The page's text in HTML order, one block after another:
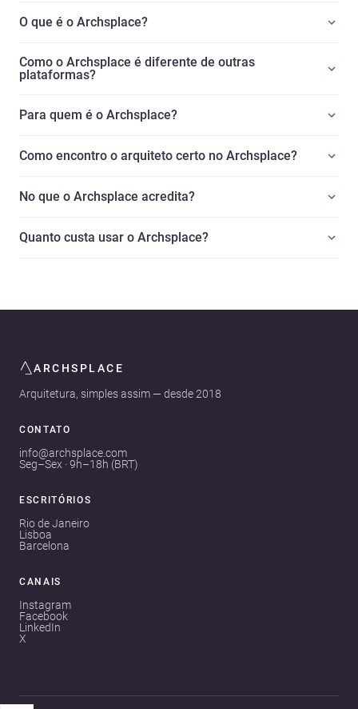
O que é o Archsplace?
Como o Archsplace é diferente de outras
plataformas?
Para quem é o Archsplace?
Como encontro o arquiteto certo no Archsplace?
No que o Archsplace acredita?
Quanto custa usar o Archsplace?
ARCHSPLACE
Arquitetura, simples assim — desde 2018
CONTATO
info@archsplace.com
Seg–Sex · 9h–18h (BRT)
ESCRITÓRIOS
Rio de Janeiro
Lisboa
Barcelona
CANAIS
Instagram
Facebook
LinkedIn
X